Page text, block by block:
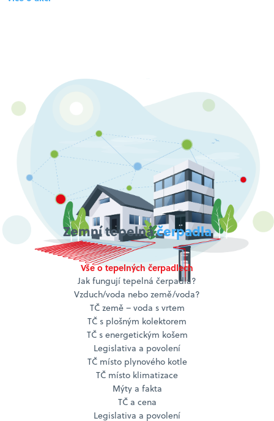
Zemní tepelnáčerpadla
Vše o tepelných čerpadlech
Jak fungují tepelná čerpadla?
Vzduch/voda nebo země/voda?
TČ země – voda s vrtem
TČ s plošným kolektorem
TČ s energetickým košem
Legislativa a povolení
TČ místo plynového kotle
TČ místo klimatizace
Mýty a fakta
TČ a cena
Legislativa a povolení